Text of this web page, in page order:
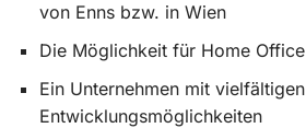
von Enns bzw. in Wien
Die Möglichkeit für Home Office
Ein Unternehmen mit vielfältigen
Entwicklungsmöglichkeiten